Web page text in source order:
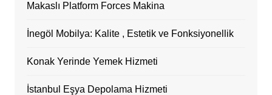
Makaslı Platform Forces Makina
İnegöl Mobilya: Kalite , Estetik ve Fonksiyonellik
Konak Yerinde Yemek Hizmeti
İstanbul Eşya Depolama Hizmeti